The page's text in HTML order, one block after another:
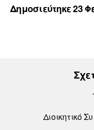
Δημοσιεύτηκε 23
Διοικητικό